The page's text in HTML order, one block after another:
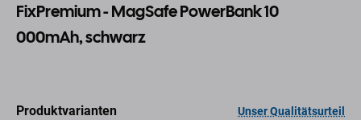
FixPremium - MagSafe PowerBank 10
000mAh, schwarz
Produktvarianten Unser Qualitätsurteil